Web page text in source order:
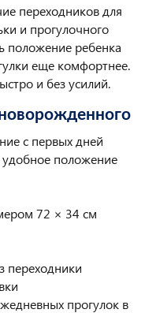
переходников для
и прогулочного
положение ребенка
еще комфортнее.
и без усилий.
с первых дней
положение
72 × 34 см
переходники
прогулок в